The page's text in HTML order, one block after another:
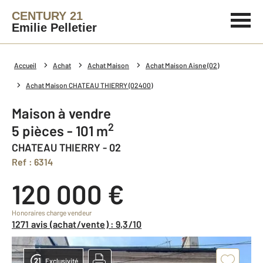
CENTURY 21
Emilie Pelletier
Accueil Achat Achat Maison Achat Maison Aisne (02)
Achat Maison CHATEAU THIERRY (02400)
Maison à vendre
5 pièces - 101 m2
CHATEAU THIERRY - 02
Ref : 6314
120 000 €
Honoraires charge vendeur
1271 avis (achat/vente) : 9,3/10
Exclusivité